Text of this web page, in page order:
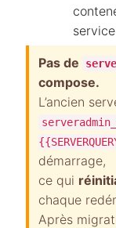
service
Pas de
compose.
L’ancien
démarrage,
ce qui
chaque
Après